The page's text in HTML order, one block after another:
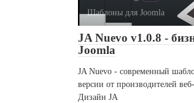
Шаблоны для Joomla
JA Nuevo v1.0.8 -
Joomla
JA Nuevo - современный
версии от производителей
Дизайн JA